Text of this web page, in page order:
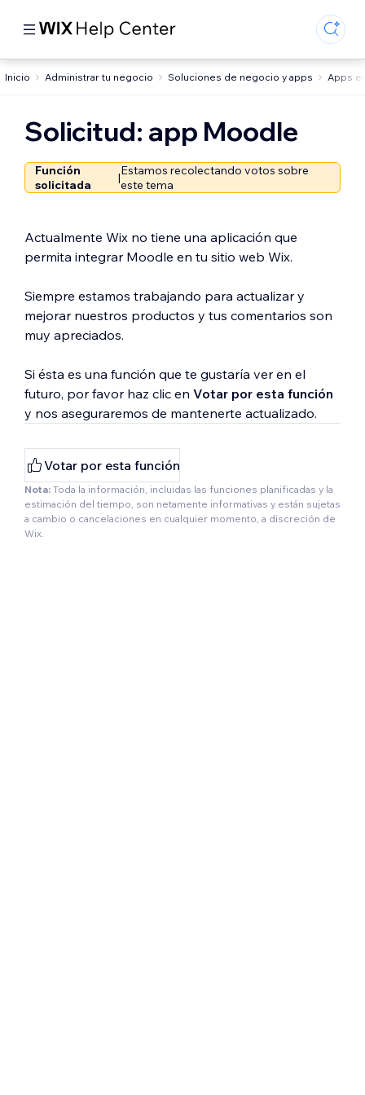
Inicio Administrar tu negocio Soluciones de negocio y apps Apps
Solicitud: app Moodle
Función
solicitada
|Estamos recolectando votos sobre
este tema
Actualmente Wix no tiene una aplicación que
permita integrar Moodle en tu sitio web Wix.
Siempre estamos trabajando para actualizar y
mejorar nuestros productos y tus comentarios son
muy apreciados.
Si ésta es una función que te gustaría ver en el
futuro, por favor haz clic en Votar por esta función
y nos aseguraremos de mantenerte actualizado.
Votar por esta función
Nota: Toda la información, incluidas las funciones planificadas y la
estimación del tiempo, son netamente informativas y están sujetas
a cambio o cancelaciones en cualquier momento, a discreción de
Wix.